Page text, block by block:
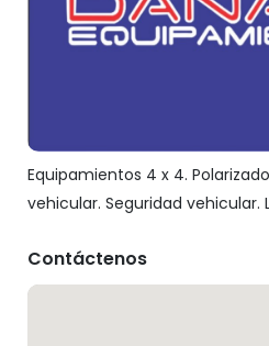
Equipamientos 4 x 4.
vehicular. Seguridad vehicular.
Contáctenos